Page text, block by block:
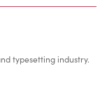
typesetting industry.